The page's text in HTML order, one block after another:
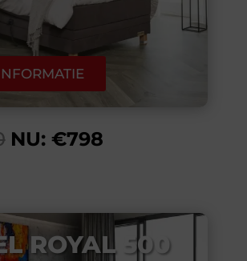
NU: €798
ROYAL 500